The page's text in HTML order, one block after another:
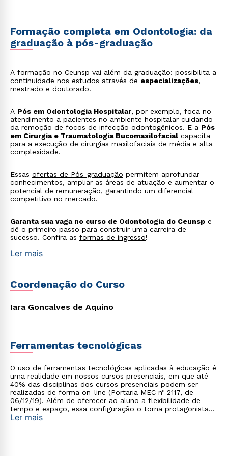
Formação completa em Odontologia: da
graduação à pós-graduação
A formação no Ceunsp vai além da graduação: possibilita a
continuidade nos estudos através de especializações,
mestrado e doutorado.
A Pós em Odontologia Hospitalar, por exemplo, foca no
atendimento a pacientes no ambiente hospitalar cuidando
da remoção de focos de infecção odontogênicos. E a Pós
em Cirurgia e Traumatologia Bucomaxilofacial capacita
para a execução de cirurgias maxilofaciais de média e alta
complexidade.
Essas ofertas de Pós-graduação permitem aprofundar
conhecimentos, ampliar as áreas de atuação e aumentar o
potencial de remuneração, garantindo um diferencial
competitivo no mercado.
Garanta sua vaga no curso de Odontologia do Ceunsp e
dê o primeiro passo para construir uma carreira de
sucesso. Confira as formas de ingresso!
Ler mais
Coordenação do Curso
Iara Goncalves de Aquino
Ferramentas tecnológicas
O uso de ferramentas tecnológicas aplicadas à educação é
uma realidade em nossos cursos presenciais, em que até
40% das disciplinas dos cursos presenciais podem ser
realizadas de forma on-line (Portaria MEC nº 2117, de
06/12/19). Além de oferecer ao aluno a flexibilidade de
tempo e espaço, essa configuração o torna protagonista
no processo de construção do seu conhecimento.
Ler mais